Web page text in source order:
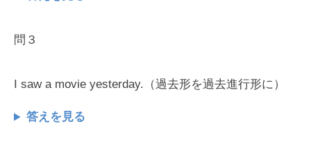
問３
I saw a movie yesterday.（過去形を過去進行形に）
答えを見る